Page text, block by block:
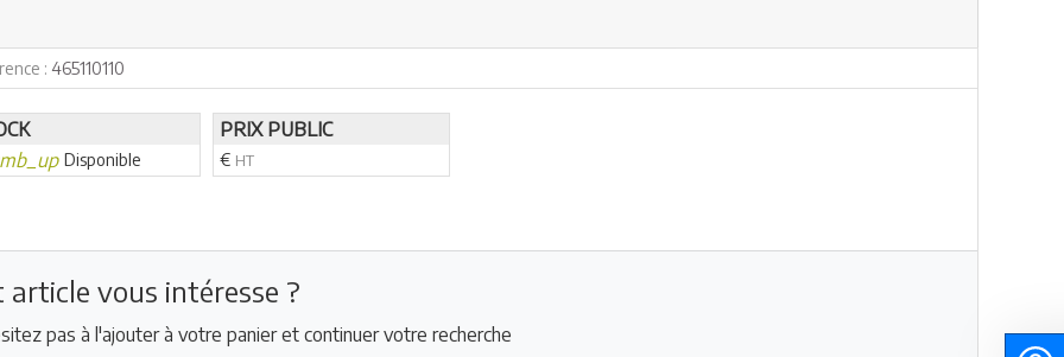
: 465110110
Disponible
PRIX PUBLIC
€ HT
article vous intéresse ?
pas à l'ajouter à votre panier et continuer votre recherche